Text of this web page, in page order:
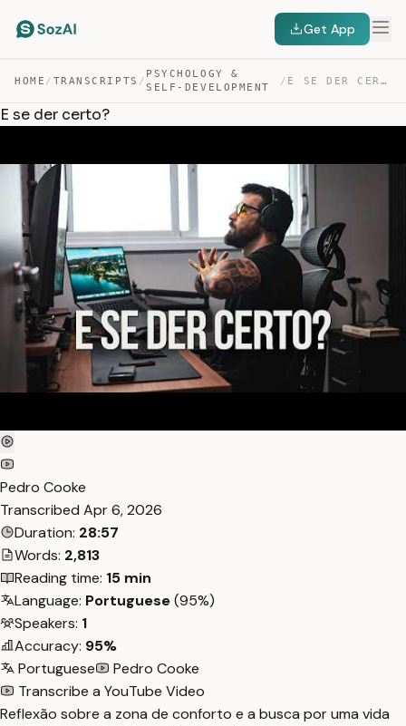
Get App
HOME / TRANSCRIPTS /
PSYCHOLOGY &
SELF-DEVELOPMENT
/ E SE DER CERTO? — TRANSCRIPT
E se der certo?
Pedro Cooke
Transcribed Apr 6, 2026
Duration: 28:57
Words: 2,813
Reading time: 15 min
Language: Portuguese(95%)
Speakers: 1
Accuracy: 95%
Portuguese
Pedro Cooke
Transcribe a YouTube Video
Reflexão sobre a zona de conforto e a busca por uma vida